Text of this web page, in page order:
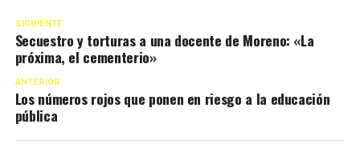
SIGUIENTE
Secuestro y torturas a una docente de Moreno: «La
próxima, el cementerio»
ANTERIOR
Los números rojos que ponen en riesgo a la educación
pública